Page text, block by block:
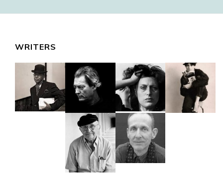
WRITERS